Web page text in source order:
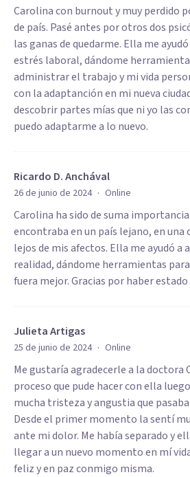
Carolina con burnout y muy perdido
de país. Pasé antes por otros dos
las ganas de quedarme. Ella me
estrés laboral, dándome
administrar el trabajo y mi vida
con la adaptanción en mi nueva
descobrir partes mías que ni yo las
puedo adaptarme a lo nuevo.
Ricardo D. Anchával
26 de junio de 2024 · Online
Carolina ha sido de suma importancia
encontraba en un país lejano, en una
lejos de mis afectos. Ella me ayudó a
realidad, dándome herramientas
fuera mejor. Gracias por haber
Julieta Artigas
25 de junio de 2024 · Online
Me gustaría agradecerle a la doctora
proceso que pude hacer con ella
mucha tristeza y angustia que
Desde el primer momento la sentí
ante mi dolor. Me había separado y
llegar a un nuevo momento en mí
feliz y en paz conmigo misma.